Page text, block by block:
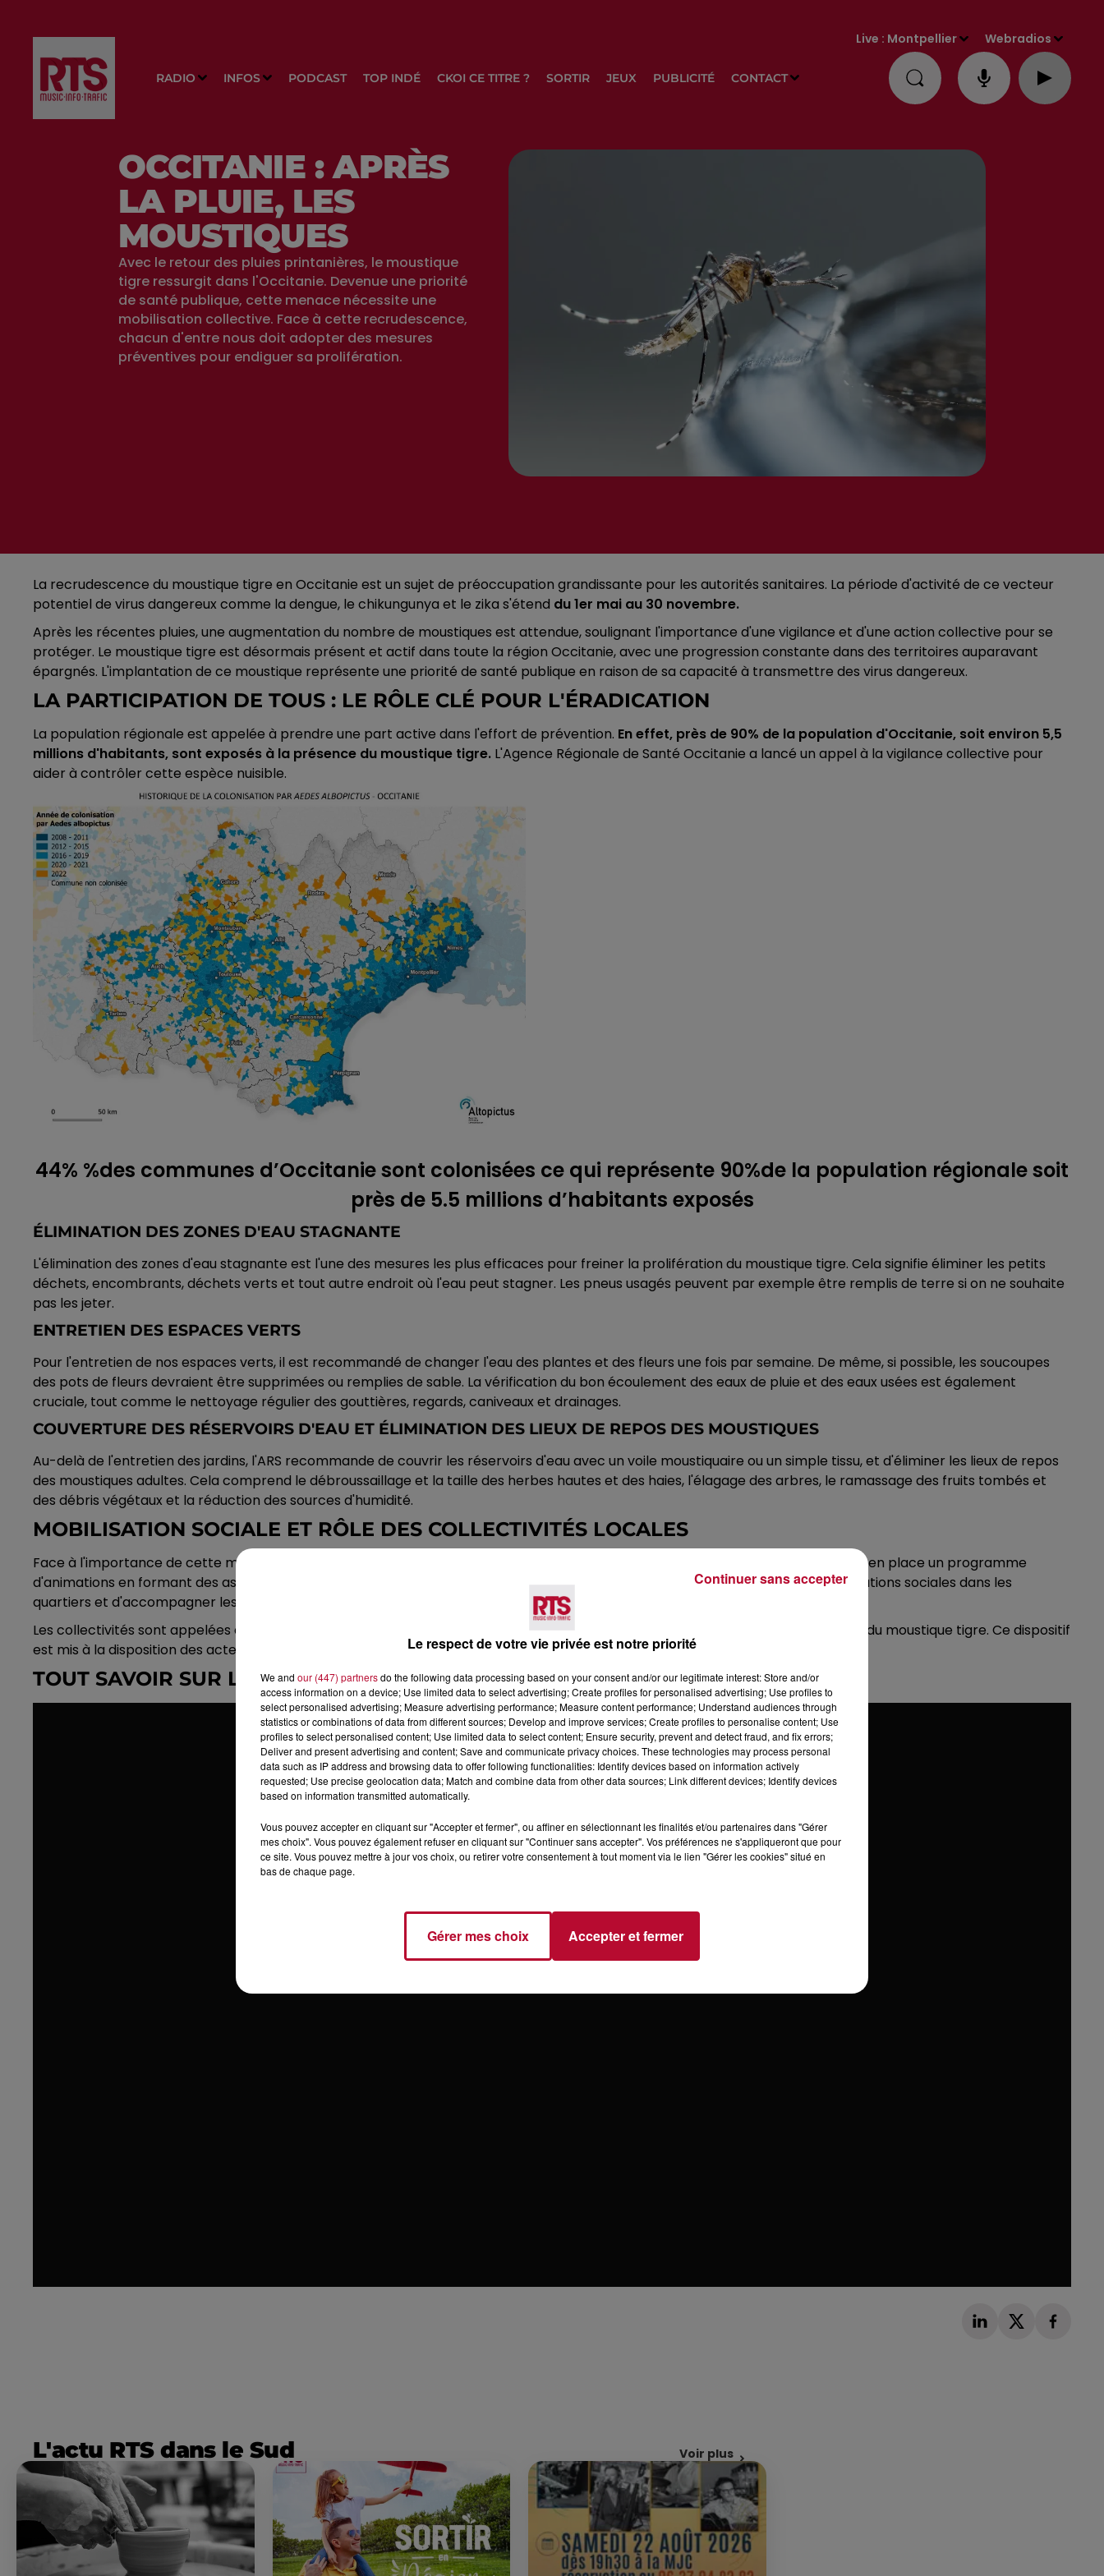
RADIO INFOS PODCAST TOP INDÉ CKOI CE TITRE ? SORTIR JEUX PUBLICITÉ CONTACT
Live : Montpellier Webradios
OCCITANIE : APRÈS
LA PLUIE, LES
MOUSTIQUES
Avec le retour des pluies printanières, le moustique
tigre ressurgit dans l'Occitanie. Devenue une priorité
de santé publique, cette menace nécessite une
mobilisation collective. Face à cette recrudescence,
chacun d'entre nous doit adopter des mesures
préventives pour endiguer sa prolifération.
La recrudescence du moustique tigre en Occitanie est un sujet de préoccupation grandissante pour les autorités sanitaires. La période d'activité de ce vecteur
potentiel de virus dangereux comme la dengue, le chikungunya et le zika s'étend du 1er mai au 30 novembre.
Après les récentes pluies, une augmentation du nombre de moustiques est attendue, soulignant l'importance d'une vigilance et d'une action collective pour se
protéger. Le moustique tigre est désormais présent et actif dans toute la région Occitanie, avec une progression constante dans des territoires auparavant
épargnés. L'implantation de ce moustique représente une priorité de santé publique en raison de sa capacité à transmettre des virus dangereux.
LA PARTICIPATION DE TOUS : LE RÔLE CLÉ POUR L'ÉRADICATION
La population régionale est appelée à prendre une part active dans l'effort de prévention. En effet, près de 90% de la population d'Occitanie, soit environ 5,5
millions d'habitants, sont exposés à la présence du moustique tigre. L'Agence Régionale de Santé Occitanie a lancé un appel à la vigilance collective pour
aider à contrôler cette espèce nuisible.
44% %des communes d’Occitanie sont colonisées ce qui représente 90%de la population régionale soit
près de 5.5 millions d’habitants exposés
ÉLIMINATION DES ZONES D'EAU STAGNANTE
L'élimination des zones d'eau stagnante est l'une des mesures les plus efficaces pour freiner la prolifération du moustique tigre. Cela signifie éliminer les petits
déchets, encombrants, déchets verts et tout autre endroit où l'eau peut stagner. Les pneus usagés peuvent par exemple être remplis de terre si on ne souhaite
pas les jeter.
ENTRETIEN DES ESPACES VERTS
Pour l'entretien de nos espaces verts, il est recommandé de changer l'eau des plantes et des fleurs une fois par semaine. De même, si possible, les soucoupes
des pots de fleurs devraient être supprimées ou remplies de sable. La vérification du bon écoulement des eaux de pluie et des eaux usées est également
cruciale, tout comme le nettoyage régulier des gouttières, regards, caniveaux et drainages.
COUVERTURE DES RÉSERVOIRS D'EAU ET ÉLIMINATION DES LIEUX DE REPOS DES MOUSTIQUES
Au-delà de l'entretien des jardins, l'ARS recommande de couvrir les réservoirs d'eau avec un voile moustiquaire ou un simple tissu, et d'éliminer les lieux de repos
des moustiques adultes. Cela comprend le débroussaillage et la taille des herbes hautes et des haies, l'élagage des arbres, le ramassage des fruits tombés et
des débris végétaux et la réduction des sources d'humidité.
MOBILISATION SOCIALE ET RÔLE DES COLLECTIVITÉS LOCALES
Face à l'importance de cette menace pour la santé publique, les collectivités locales ont un rôle clé à jouer. L'ARS Occitanie a mis en place un programme
d'animations en formant des associations dans chaque département. Ces associations ont pour mission de proposer des mobilisations sociales dans les
quartiers et d'accompagner les habitants dans l'identification et la gestion des lieux de ponte des moustiques.
Les collectivités sont appelées à assurer une gestion rigoureuse des lieux publics qu'elles gèrent pour éliminer les gîtes potentiels du moustique tigre. Ce dispositif
est mis à la disposition des acteurs de prévention des collectivités, des écoles, et d'autres institutions publiques..
TOUT SAVOIR SUR LE MOUSTIQUE TIGRE EN VIDÉO
L'actu RTS dans le Sud Voir plus
Le respect de votre vie privée est notre priorité
We and our (447) partnersdo the following data processing based on your consent and/or our legitimate interest: Store and/or
access information on a device; Use limited data to select advertising; Create profiles for personalised advertising; Use profiles to
select personalised advertising; Measure advertising performance; Measure content performance; Understand audiences through
statistics or combinations of data from different sources; Develop and improve services; Create profiles to personalise content; Use
profiles to select personalised content; Use limited data to select content; Ensure security, prevent and detect fraud, and fix errors;
Deliver and present advertising and content; Save and communicate privacy choices. These technologies may process personal
data such as IP address and browsing data to offer following functionalities: Identify devices based on information actively
requested; Use precise geolocation data; Match and combine data from other data sources; Link different devices; Identify devices
based on information transmitted automatically.
Vous pouvez accepter en cliquant sur "Accepter et fermer", ou affiner en sélectionnant les finalités et/ou partenaires dans "Gérer
mes choix". Vous pouvez également refuser en cliquant sur "Continuer sans accepter". Vos préférences ne s'appliqueront que pour
ce site. Vous pouvez mettre à jour vos choix, ou retirer votre consentement à tout moment via le lien "Gérer les cookies" situé en
bas de chaque page.
Gérer mes choix Accepter et fermer
Continuer sans accepter